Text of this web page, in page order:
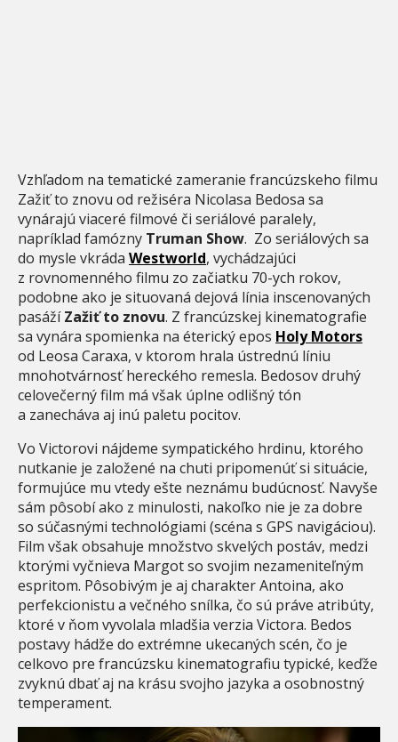
Vzhľadom na tematické zameranie francúzskeho filmu
Zažiť to znovu od režiséra Nicolasa Bedosa sa
vynárajú viaceré filmové či seriálové paralely,
napríklad famózny Truman Show. Zo seriálových sa
do mysle vkráda Westworld, vychádzajúci
z rovnomenného filmu zo začiatku 70-ych rokov,
podobne ako je situovaná dejová línia inscenovaných
pasážíZažiť to znovu. Z francúzskej kinematografie
sa vynára spomienka na éterický epos Holy Motors
od Leosa Caraxa, v ktorom hrala ústrednú líniu
mnohotvárnosť hereckého remesla. Bedosov druhý
celovečerný film má však úplne odlišný tón
a zanecháva aj inú paletu pocitov.
Vo Victorovi nájdeme sympatického hrdinu, ktorého
nutkanie je založené na chuti pripomenúť si situácie,
formujúce mu vtedy ešte neznámu budúcnosť. Navyše
sám pôsobí ako z minulosti, nakoľko nie je za dobre
so súčasnými technológiami (scéna s GPS navigáciou).
Film však obsahuje množstvo skvelých postáv, medzi
ktorými vyčnieva Margot so svojim nezameniteľným
espritom. Pôsobivým je aj charakter Antoina, ako
perfekcionistu a večného snílka, čo sú práve atribúty,
ktoré v ňom vyvolala mladšia verzia Victora. Bedos
postavy hádže do extrémne ukecaných scén, čo je
celkovo pre francúzsku kinematografiu typické, keďže
zvyknú dbať aj na krásu svojho jazyka a osobnostný
temperament.